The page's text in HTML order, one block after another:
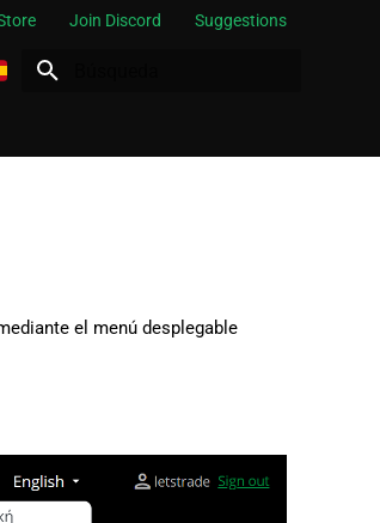
Join Discord Suggestions
el menú desplegable